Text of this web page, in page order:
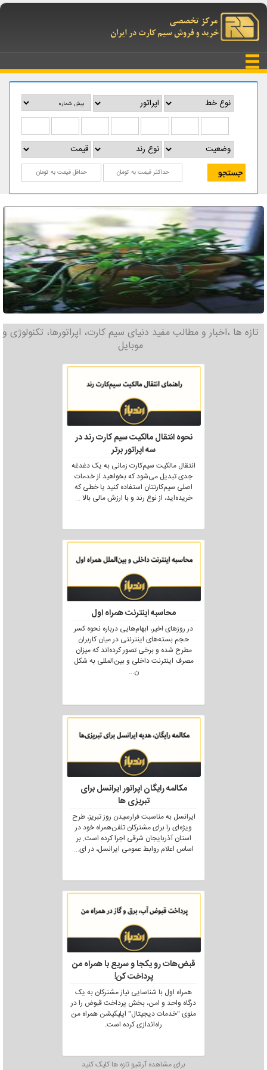
تازه ها ،اخبار و مطالب مفید دنیای سیم کارت، اپراتورها، تکنولوژی و
موبایل
نحوه انتقال مالکیت سیم کارت رند در
سه اپراتور برتر
انتقال مالکیت سیم‌کارت زمانی به یک دغدغه
جدی تبدیل می‌شود که بخواهید از خدمات
اصلی سیم‌کارتتان استفاده کنید یا خطی که
خریده‌اید، از نوع رند و با ارزش مالی بالا...
محاسبه اینترنت همراه اول
در روزهای اخیر، ابهام‌هایی درباره نحوه کسر
حجم بسته‌های اینترنتی در میان کاربران
مطرح شده و برخی تصور کرده‌اند که میزان
مصرف اینترنت داخلی و بین‌المللی به شکل
ن...
مکالمه رایگان اپراتور ایرانسل برای
تبریزی ها
ایرانسل به مناسبت فرارسیدن روز تبریز، طرح
ویژه‌ای را برای مشترکان تلفن‌همراه خود در
استان آذربایجان شرقی اجرا کرده است. بر
اساس اعلام روابط عمومی ایرانسل، در ای...
قبض‌هات رو یکجا و سریع با همراه من
پرداخت کن!
همراه اول با شناسایی نیاز مشترکان به یک
درگاه واحد و امن، بخش پرداخت قبوض را در
منوی "خدمات دیجیتال" اپلیکیشن همراه من
راه‌اندازی کرده است.
برای مشاهده آرشیو تازه ها کلیک کنید